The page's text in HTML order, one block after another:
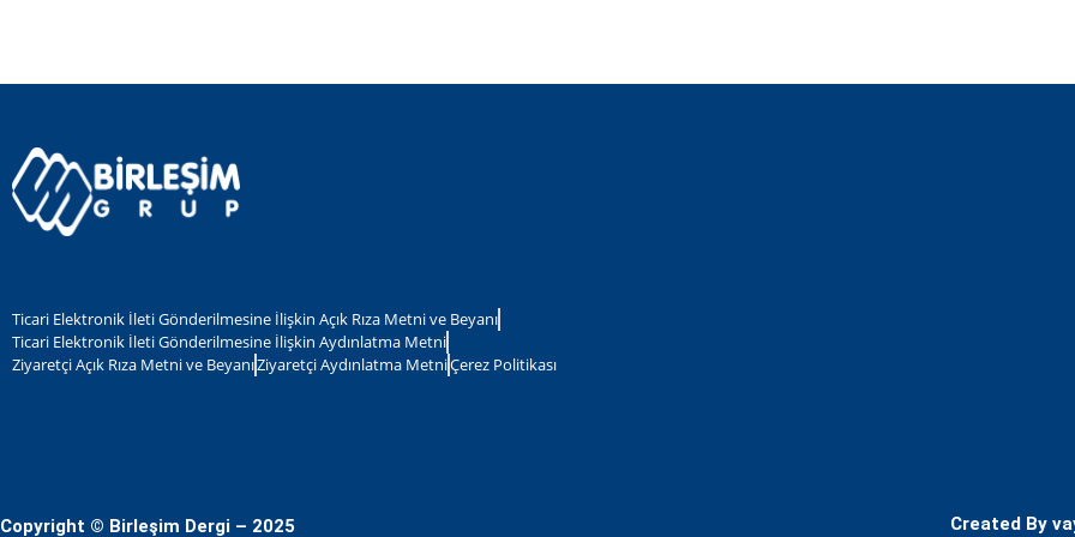
Ticari Elektronik İleti Gönderilmesine İlişkin Açık Rıza Metni ve Beyanı
Ticari Elektronik İleti Gönderilmesine İlişkin Aydınlatma Metni
Ziyaretçi Açık Rıza Metni ve BeyanıZiyaretçi Aydınlatma MetniÇerez Politikası
Copyright © Birleşim Dergi – 2025 Created By